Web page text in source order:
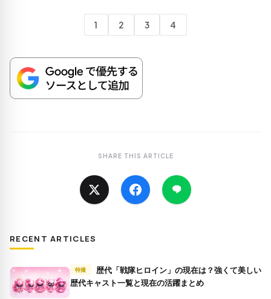
1 2 3 4
SHARE THIS ARTICLE
RECENT ARTICLES
特撮
歴代キャスト一覧と現在の活躍まとめ